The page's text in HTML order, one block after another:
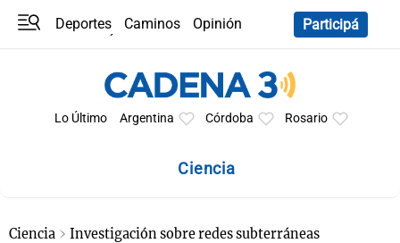
Deportes Caminos
Opinión
Participá
Lo Último Argentina Córdoba Rosario
Ciencia
Ciencia Investigación sobre redes subterráneas